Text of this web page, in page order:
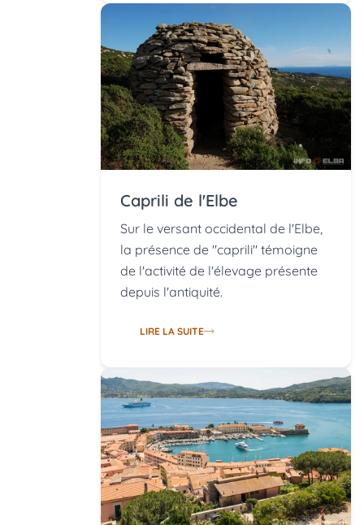
Caprili de l'Elbe
Sur le versant occidental de l'Elbe,
la présence de "caprili" témoigne
de l'activité de l'élevage présente
depuis l'antiquité.
LIRE LA SUITE